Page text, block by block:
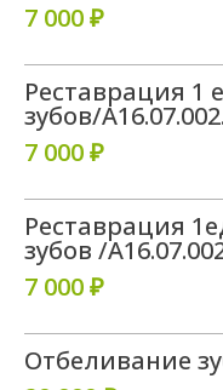
7 000 ₽
Реставрация 1
зубов/
7 000 ₽
Реставрация
зубов /
7 000 ₽
Отбеливание